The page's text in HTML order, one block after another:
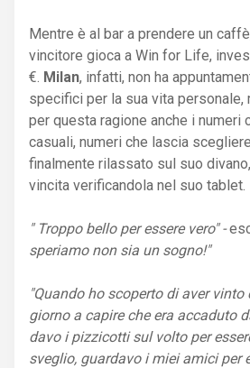
Mentre è al bar a prendere un
vincitore gioca a Win for Life,
€. Milan, infatti, non ha
specifici per la sua vita personale,
per questa ragione anche i numeri
casuali, numeri che lascia
finalmente rilassato sul suo divano,
vincita verificandola nel suo tablet.
" Troppo bello per essere vero" -
speriamo non sia un sogno!"
"Quando ho scoperto di aver
giorno a capire che era accaduto
davo i pizzicotti sul volto per
sveglio, guardavo i miei amici per